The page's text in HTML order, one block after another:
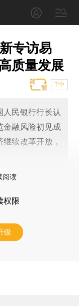
专访易
质量发展
T中
人民银行行长认
金融风险初见成
续改革开放，
阅读
权限
级